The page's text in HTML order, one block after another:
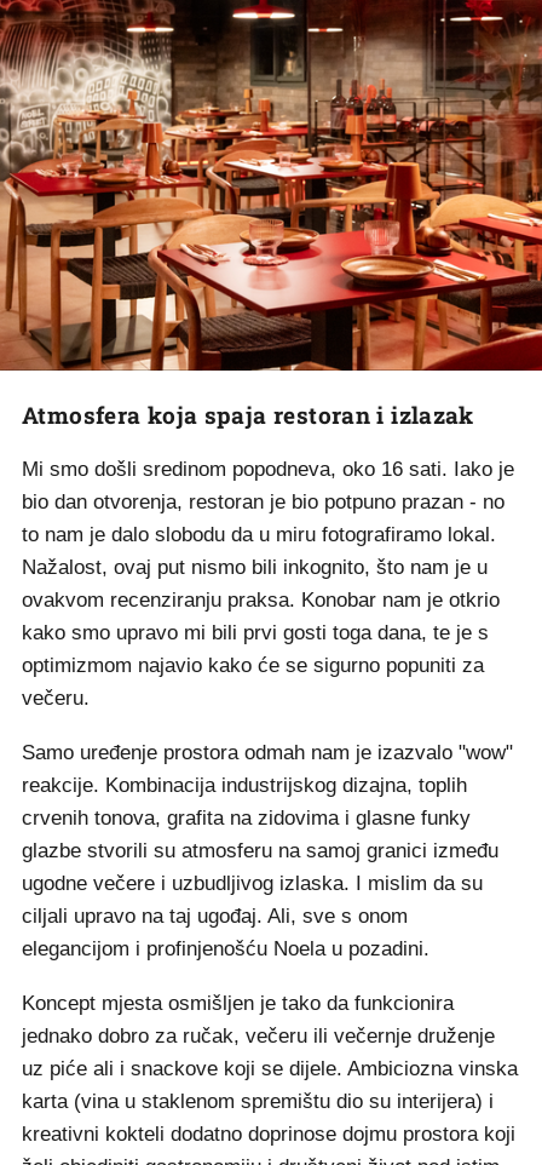
Atmosfera koja spaja restoran i izlazak
Mi smo došli sredinom popodneva, oko 16 sati. Iako je
bio dan otvorenja, restoran je bio potpuno prazan - no
to nam je dalo slobodu da u miru fotografiramo lokal.
Nažalost, ovaj put nismo bili inkognito, što nam je u
ovakvom recenziranju praksa. Konobar nam je otkrio
kako smo upravo mi bili prvi gosti toga dana, te je s
optimizmom najavio kako će se sigurno popuniti za
večeru.
Samo uređenje prostora odmah nam je izazvalo "wow"
reakcije. Kombinacija industrijskog dizajna, toplih
crvenih tonova, grafita na zidovima i glasne funky
glazbe stvorili su atmosferu na samoj granici između
ugodne večere i uzbudljivog izlaska. I mislim da su
ciljali upravo na taj ugođaj. Ali, sve s onom
elegancijom i profinjenošću Noela u pozadini.
Koncept mjesta osmišljen je tako da funkcionira
jednako dobro za ručak, večeru ili večernje druženje
uz piće ali i snackove koji se dijele. Ambiciozna vinska
karta (vina u staklenom spremištu dio su interijera) i
kreativni kokteli dodatno doprinose dojmu prostora koji